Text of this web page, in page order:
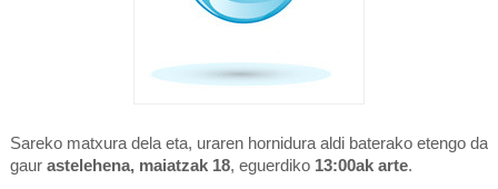
Sareko matxura dela eta, uraren hornidura aldi baterako etengo da
gaur astelehena, maiatzak 18, eguerdiko 13:00ak arte.